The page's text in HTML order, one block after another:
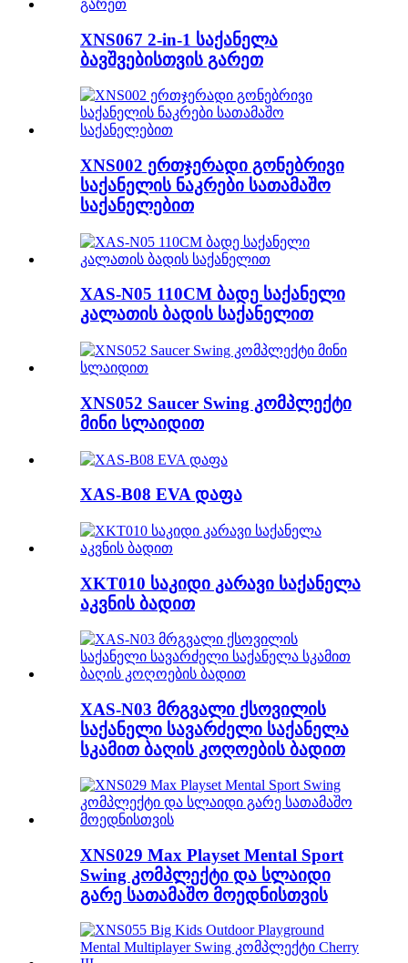
XNS067 2-in-1 საქანელა
ბავშვებისთვის გარეთ
XNS002 ერთჯერადი გონებრივი
საქანელის ნაკრები სათამაშო
საქანელებით
XAS-N05 110CM ბადე საქანელი
კალათის ბადის საქანელით
XNS052 Saucer Swing კომპლექტი
მინი სლაიდით
XAS-B08 EVA დაფა
XKT010 საკიდი კარავი საქანელა
აკვნის ბადით
XAS-N03 მრგვალი ქსოვილის
საქანელი სავარძელი საქანელა
სკამით ბაღის კოღოების ბადით
XNS029 Max Playset Mental Sport
Swing კომპლექტი და სლაიდი
გარე სათამაშო მოედნისთვის